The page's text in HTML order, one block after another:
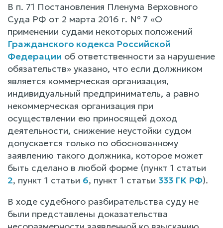
В п. 71 Постановления Пленума Верховного
Суда РФ от 2 марта 2016 г. № 7 «О
применении судами некоторых положений
Гражданского кодекса Российской
Федерации об ответственности за нарушение
обязательств» указано, что если должником
является коммерческая организация,
индивидуальный предприниматель, а равно
некоммерческая организация при
осуществлении ею приносящей доход
деятельности, снижение неустойки судом
допускается только по обоснованному
заявлению такого должника, которое может
быть сделано в любой форме (пункт 1 статьи
2, пункт 1 статьи 6, пункт 1 статьи 333 ГК РФ).
В ходе судебного разбирательства суду не
были представлены доказательства